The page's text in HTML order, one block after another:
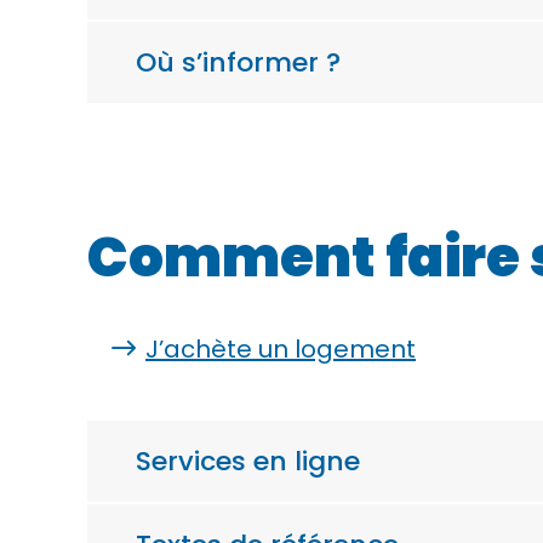
Où s’informer ?
Comment faire
J’achète un logement
Services en ligne